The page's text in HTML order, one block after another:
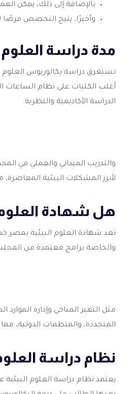
بالإضافة إلى ذلك، يمكن
وأخيرًا، يتيح التخصص
مدة دراسة العلوم
تستغرق دراسة بكالوريوس
أغلب الكليات على نظام الساعات
الدراسة الأكاديمية والنظرية.
والتدريب الميداني والعملي في
لأبرز المشكلات البيئية
هل شهادة العلوم
تعد شهادة العلوم البيئية بمصر
والخاصة برامج معتمدة من
مثل التغير المناخي وإدارة
المتجددة، والمنظمات الدولية،
نظام دراسة العلوم
يعتمد نظام دراسة العلوم